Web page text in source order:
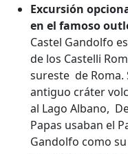
Excursión
en el famoso
Castel Gandolfo
de los Castelli
sureste de Roma.
antiguo cráter
al Lago Albano,
Papas usaban el
Gandolfo como